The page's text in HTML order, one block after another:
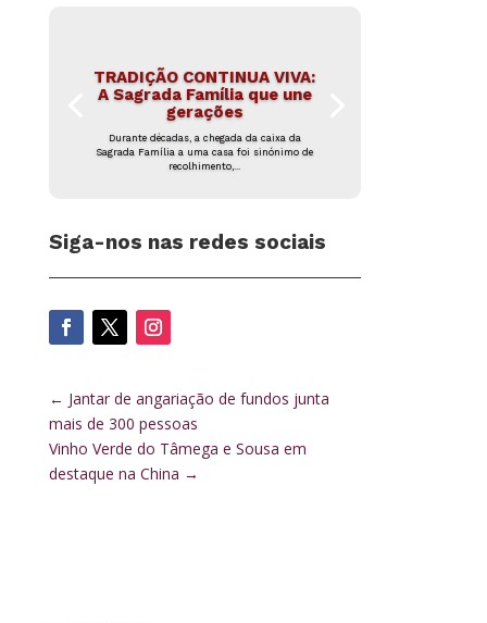
TRADIÇÃO CONTINUA VIVA:
A Sagrada Família que une
gerações
Durante décadas, a chegada da caixa da
Sagrada Família a uma casa foi sinónimo de
recolhimento,...
Siga-nos nas redes sociais
← Jantar de angariação de fundos junta
mais de 300 pessoas
Vinho Verde do Tâmega e Sousa em
destaque na China →